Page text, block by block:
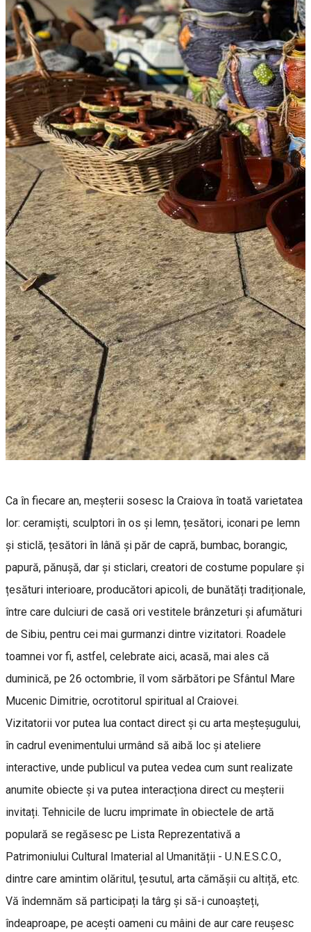
Ca în fiecare an, meșterii sosesc la Craiova în toată varietatea
lor: ceramiști, sculptori în os și lemn, țesători, iconari pe lemn
și sticlă, țesători în lână și păr de capră, bumbac, borangic,
papură, pănușă, dar și sticlari, creatori de costume populare și
țesături interioare, producători apicoli, de bunătăți tradiționale,
între care dulciuri de casă ori vestitele brânzeturi și afumături
de Sibiu, pentru cei mai gurmanzi dintre vizitatori. Roadele
toamnei vor fi, astfel, celebrate aici, acasă, mai ales că
duminică, pe 26 octombrie, îl vom sărbători pe Sfântul Mare
Mucenic Dimitrie, ocrotitorul spiritual al Craiovei.
Vizitatorii vor putea lua contact direct și cu arta meșteșugului,
în cadrul evenimentului urmând să aibă loc și ateliere
interactive, unde publicul va putea vedea cum sunt realizate
anumite obiecte și va putea interacționa direct cu meșterii
invitați. Tehnicile de lucru imprimate în obiectele de artă
populară se regăsesc pe Lista Reprezentativă a
Patrimoniului Cultural Imaterial al Umanității - U.N.E.S.C.O.,
dintre care amintim olăritul, țesutul, arta cămășii cu altiță, etc.
Vă îndemnăm să participați la târg și să-i cunoașteți,
îndeaproape, pe acești oameni cu mâini de aur care reușesc